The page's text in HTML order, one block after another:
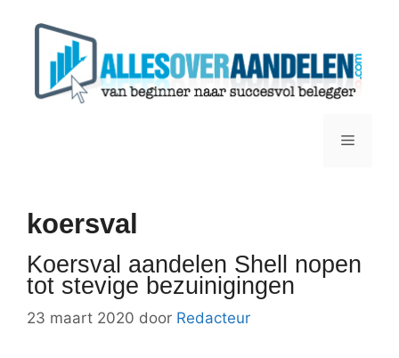
Menu
koersval
Koersval aandelen Shell nopen
tot stevige bezuinigingen
23 maart 2020 door Redacteur